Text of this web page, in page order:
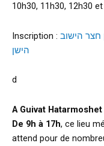
10h30, 11h30, 12h30
Inscription : חצר הישוב
הישן
d
A Guivat Hatarmoshet
De 9h à 17h, ce lieu
attend pour de